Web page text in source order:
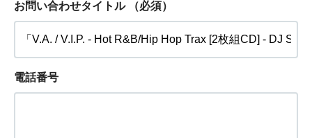
お問い合わせタイトル （必須）
電話番号